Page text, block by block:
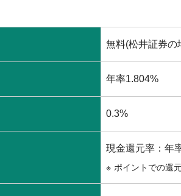
無料(松井証券の
年率1.804%
0.3%
現金還元率：年
ポイントでの還